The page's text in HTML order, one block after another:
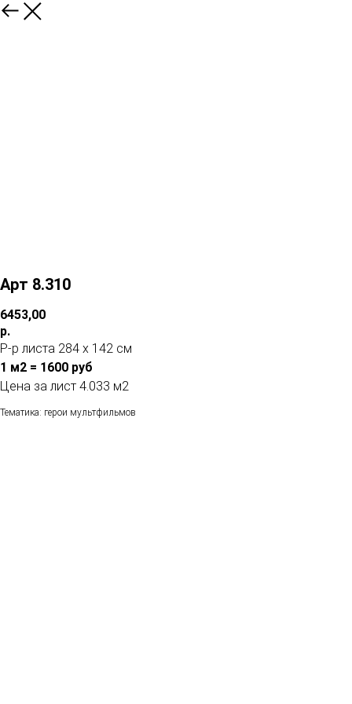
Арт 8.310
6453,00
р.
Р-р листа 284 х 142 см
1 м2 = 1600 руб
Цена за лист 4.033 м2
Тематика: герои мультфильмов